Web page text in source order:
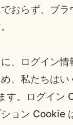
おらず、ブラ
、ログイン
、私たちはい
す。ログイン
ョン Cookie